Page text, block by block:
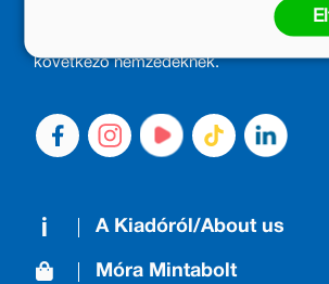
olvasás örömével, olvasni szerető
szerető felnőttek lettek, akik mindezt
következő nemzedéknek.
A Kiadóról/About us
Móra Mintabolt